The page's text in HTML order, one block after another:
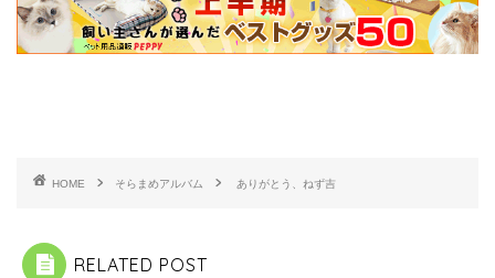
HOME そらまめアルバム ありがとう、ねず吉
RELATED POST